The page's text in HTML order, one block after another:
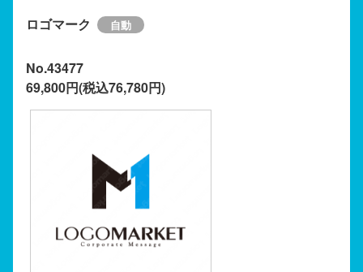
ロゴマーク
No.43477
69,800円(税込76,780円)